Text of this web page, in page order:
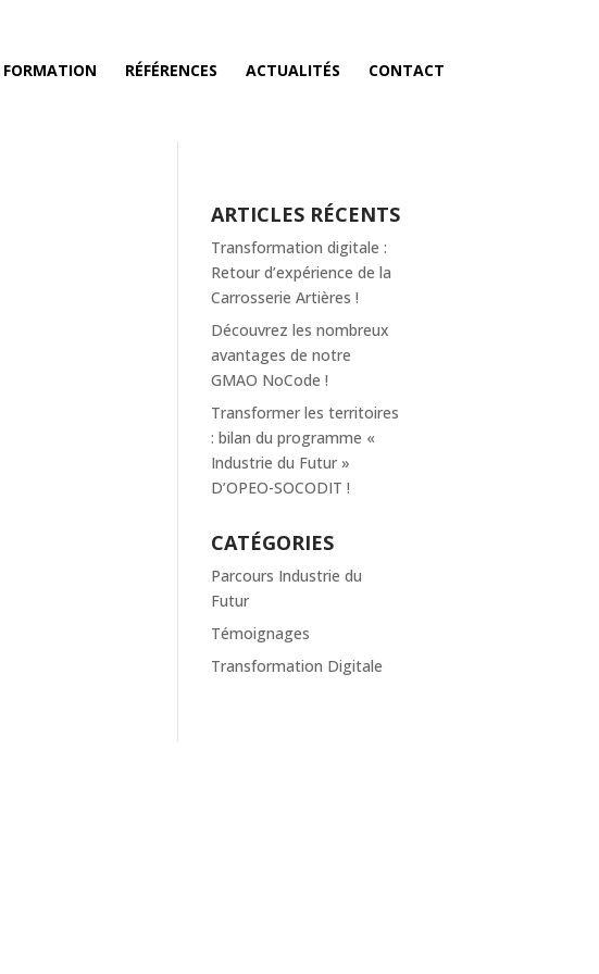
FORMATION RÉFÉRENCES ACTUALITÉS CONTACT
ARTICLES RÉCENTS
Transformation digitale :
Retour d’expérience de la
Carrosserie Artières !
Découvrez les nombreux
avantages de notre
GMAO NoCode !
Transformer les territoires
: bilan du programme «
Industrie du Futur »
D’OPEO-SOCODIT !
CATÉGORIES
Parcours Industrie du
Futur
Témoignages
Transformation Digitale